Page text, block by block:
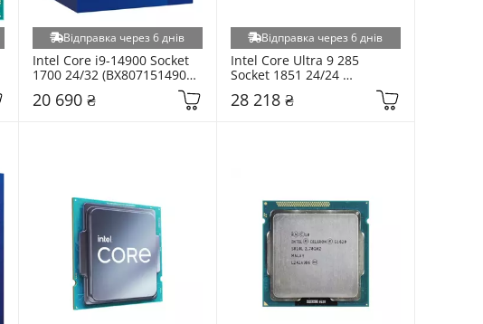
Відправка через 6 днів
Intel Core i9-14900 Socket
1700 24/32 (BX8071514900)
20 690 ₴
Відправка через 6 днів
Intel Core Ultra 9 285
Socket 1851 24/24
28 218 ₴